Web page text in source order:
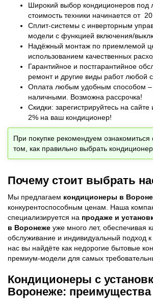
Широкий выбор кондиционеров
стоимость техники начинается от
Сплит-системы с инверторным
модели с функцией включения/
Надёжный монтаж по приемлемой
использованием качественных
Гарантийное и постгарантийное
ремонт и другие виды работ любой
Оплата любым удобным способом –
наличными. Возможна рассрочка!
Скидки: зарегистрируйтесь на сайте
2% на ваш кондиционер!
При покупке рекомендуем ознакомиться
том, как правильно выбрать
Почему стоит выбрать
Мы предлагаем кондиционеры в
конкурентоспособным ценам. Наша
специализируется на продаже и
в Воронеже уже много лет, обеспечивая
обслуживание и индивидуальный подход
нас вы найдёте как недорогие бытовые
премиум-модели для самых
Кондиционеры с
Воронеже: преимущества